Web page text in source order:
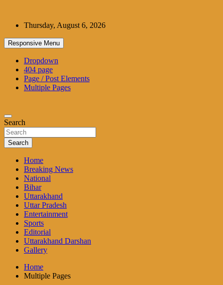
contentThursday, August 6, 2026
Responsive Menu
Dropdown
404 page
Page / Post Elements
Multiple Pages
Search
Search
Home
Breaking News
National
Bihar
Uttarakhand
Uttar Pradesh
Entertainment
Sports
Editorial
Uttarakhand Darshan
Gallery
Home
Multiple Pages